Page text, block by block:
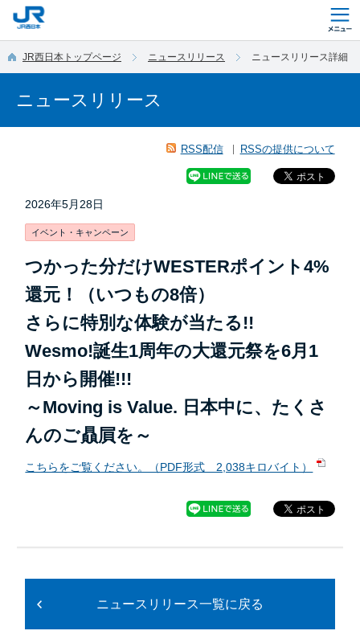
JR西日本トップページ ニュースリリース ニュースリリース詳細
ニュースリリース
RSS配信 RSSの提供について
2026年5月28日
イベント・キャンペーン
つかった分だけWESTERポイント4%
還元！（いつもの8倍）
さらに特別な体験が当たる!!
Wesmo!誕生1周年の大還元祭を6月1
日から開催!!!
～Moving is Value. 日本中に、たくさ
んのご贔屓を～
こちらをご覧ください。（PDF形式 2,038キロバイト）
ニュースリリース一覧に戻る